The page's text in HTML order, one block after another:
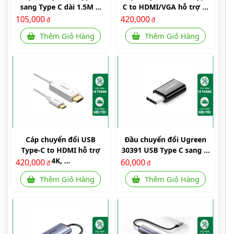
sang Type C dài 1.5M ...
105,000đ
Thêm Giỏ Hàng
C to HDMI/VGA hỗ trợ ...
420,000đ
Thêm Giỏ Hàng
Cáp chuyển đổi USB
Type-C to HDMI hỗ trợ
4K, ...
420,000đ
Thêm Giỏ Hàng
Đầu chuyển đổi Ugreen
30391 USB Type C sang ...
60,000đ
Thêm Giỏ Hàng